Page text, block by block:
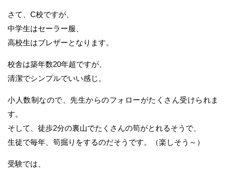
さて、C校ですが、
中学生はセーラー服、
高校生はブレザーとなります。
校舎は築年数20年超ですが、
清潔でシンプルでいい感じ。
小人数制なので、先生からのフォローがたくさん受けられま
す。
そして、徒歩2分の裏山でたくさんの筍がとれるそうで、
生徒で毎年、筍掘りをするのだそうです。（楽しそう～）
受験では、